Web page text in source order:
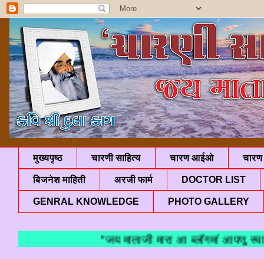
मुख्यपृष्ठ चारणी साहित्य चारण आईओ चारण
बिजनेश माहिती अरजी फार्म DOCTOR LIST
GENRAL KNOWLEDGE PHOTO GALLERY
"जय माताजी मारा आ ब्लॉगमां